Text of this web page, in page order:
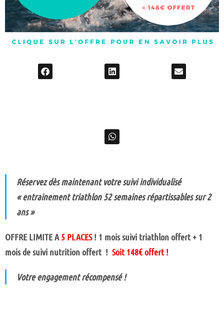
Réservez dès maintenant votre suivi individualisé
« entrainement triathlon 52 semaines répartissables sur 2
ans »
OFFRE LIMITE A5 PLACES! 1 mois suivi triathlon offert + 1
mois de suivi nutrition offert ! Soit 148€ offert !
Votre engagement récompensé !